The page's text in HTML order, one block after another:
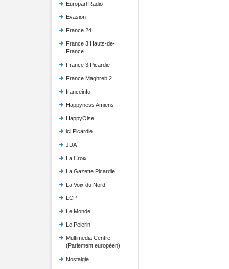
Europarl Radio
Evasion
France 24
France 3 Hauts-de-
France
France 3 Picardie
France Maghreb 2
franceinfo:
Happyness Amiens
HappyOise
ici Picardie
JDA
La Croix
La Gazette Picardie
La Voix du Nord
LCP
Le Monde
Le Pèlerin
Multimedia Centre
(Parlement européen)
Nostalgie